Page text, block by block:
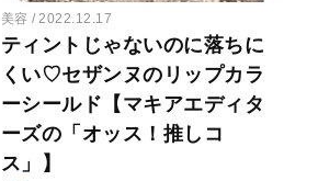
美容 2022.12.17
ティントじゃないのに落ちに
くい♡セザンヌのリップカラ
ーシールド【マキアエディタ
ーズの「オッス！推しコ
ス」】